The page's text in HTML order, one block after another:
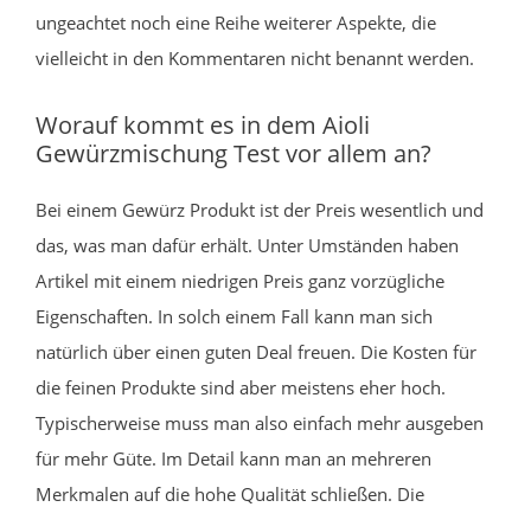
ungeachtet noch eine Reihe weiterer Aspekte, die
vielleicht in den Kommentaren nicht benannt werden.
Worauf kommt es in dem Aioli
Gewürzmischung Test vor allem an?
Bei einem Gewürz Produkt ist der Preis wesentlich und
das, was man dafür erhält. Unter Umständen haben
Artikel mit einem niedrigen Preis ganz vorzügliche
Eigenschaften. In solch einem Fall kann man sich
natürlich über einen guten Deal freuen. Die Kosten für
die feinen Produkte sind aber meistens eher hoch.
Typischerweise muss man also einfach mehr ausgeben
für mehr Güte. Im Detail kann man an mehreren
Merkmalen auf die hohe Qualität schließen. Die